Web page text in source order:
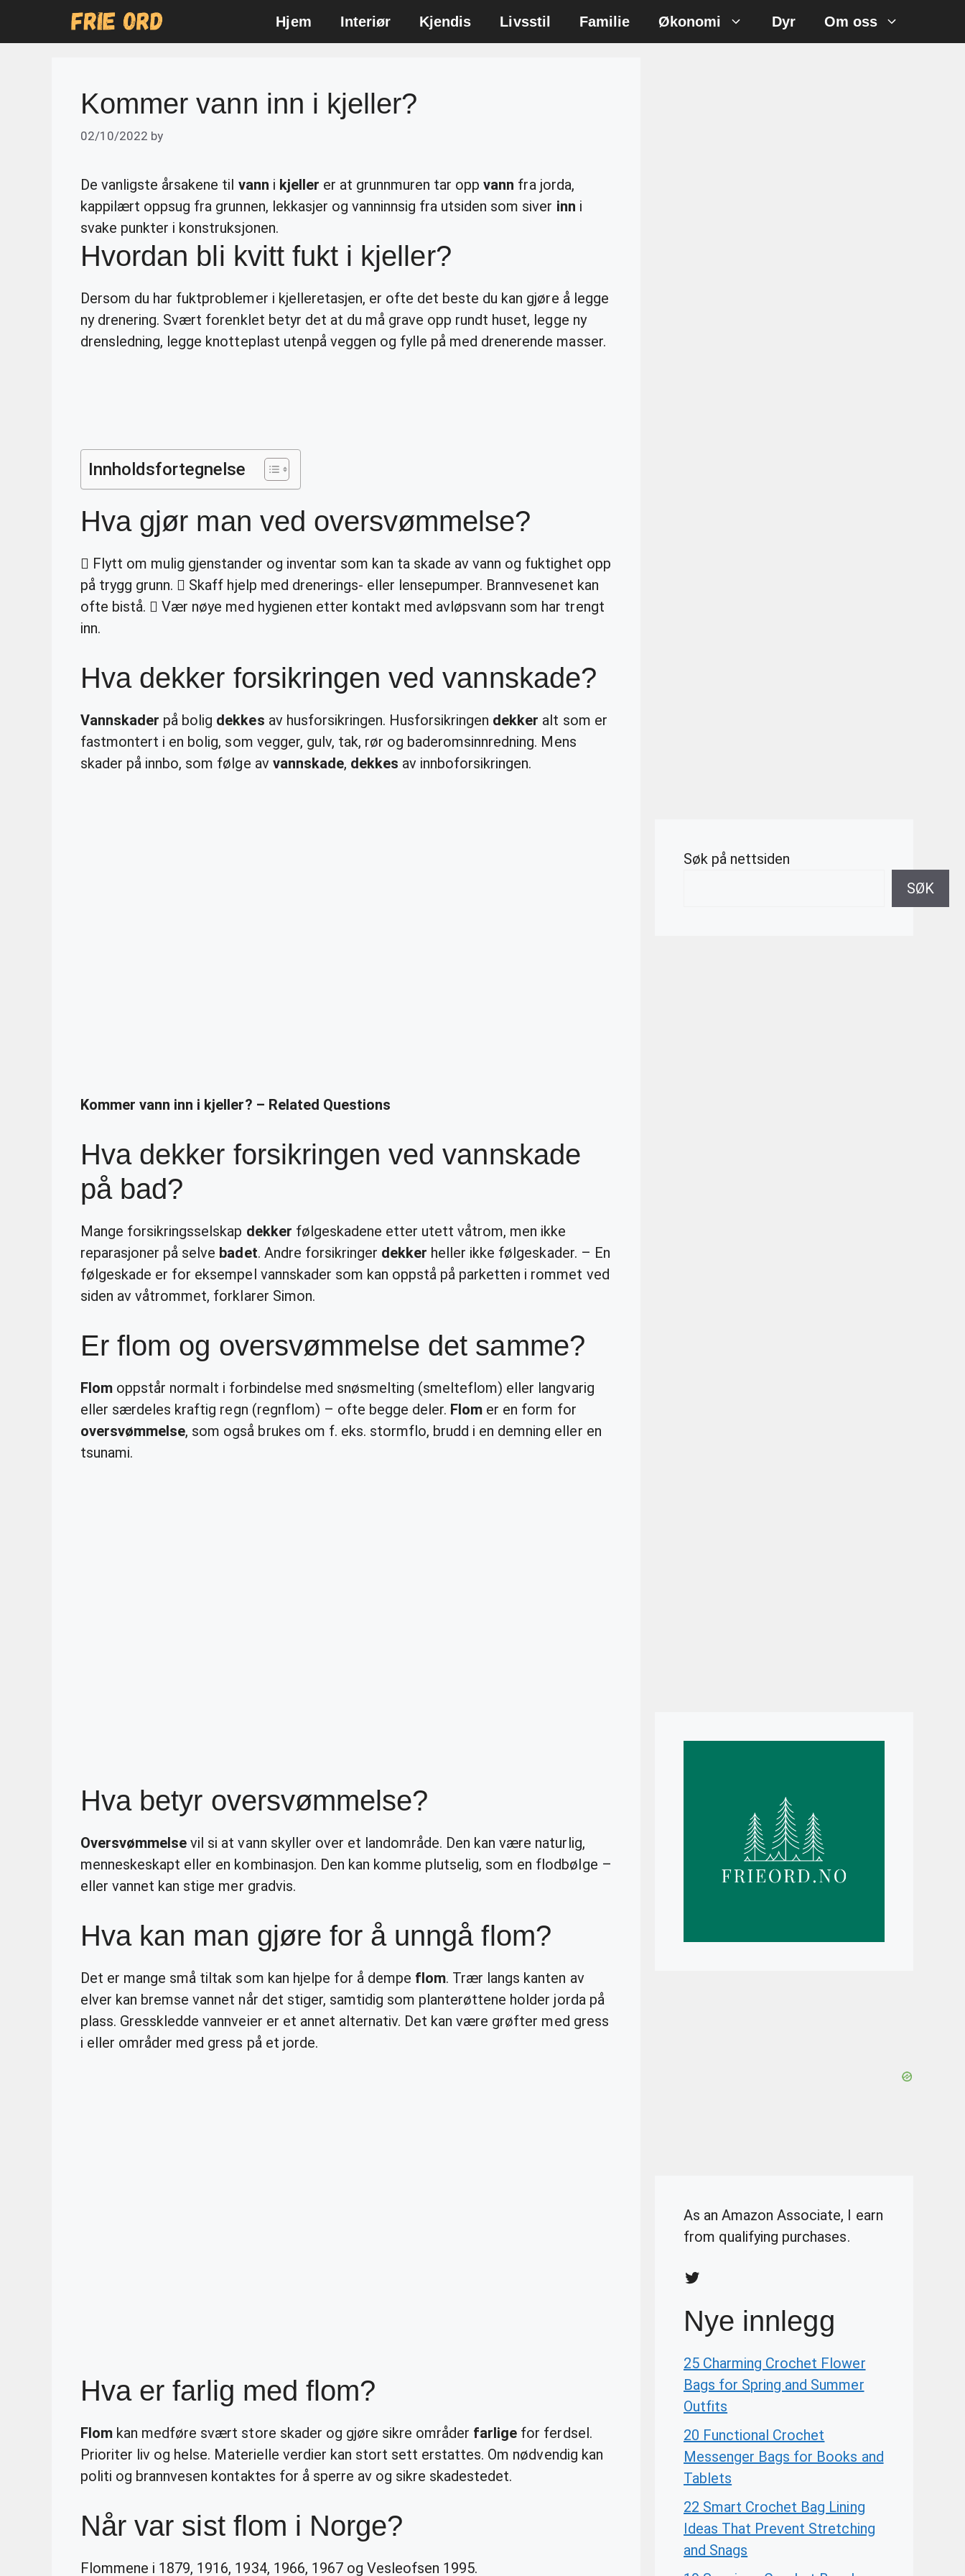
Hjem Interiør Kjendis Livsstil Familie Økonomi Dyr Om oss
Kommer vann inn i kjeller?
02/10/2022 by
De vanligste årsakene til vann i kjeller er at grunnmuren tar oppvann fra jorda,
kappilært oppsug fra grunnen, lekkasjer og vanninnsig fra utsiden som siver inn i
svake punkter i konstruksjonen.
Hvordan bli kvitt fukt i kjeller?
Dersom du har fuktproblemer i kjelleretasjen, er ofte det beste du kan gjøre å legge
ny drenering. Svært forenklet betyr det at du må grave opp rundt huset, legge ny
drensledning, legge knotteplast utenpå veggen og fylle på med drenerende masser.
Innholdsfortegnelse
Hva gjør man ved oversvømmelse?
 Flytt om mulig gjenstander og inventar som kan ta skade av vann og fuktighet opp
på trygg grunn.  Skaff hjelp med drenerings- eller lensepumper. Brannvesenet kan
ofte bistå.  Vær nøye med hygienen etter kontakt med avløpsvann som har trengt
inn.
Hva dekker forsikringen ved vannskade?
Vannskader på bolig dekkes av husforsikringen. Husforsikringen dekker alt som er
fastmontert i en bolig, som vegger, gulv, tak, rør og baderomsinnredning. Mens
skader på innbo, som følge av vannskade, dekkes av innboforsikringen.
Kommer vann inn i kjeller? – Related Questions
Hva dekker forsikringen ved vannskade
på bad?
Mange forsikringsselskap dekker følgeskadene etter utett våtrom, men ikke
reparasjoner på selve badet. Andre forsikringer dekker heller ikke følgeskader. – En
følgeskade er for eksempel vannskader som kan oppstå på parketten i rommet ved
siden av våtrommet, forklarer Simon.
Er flom og oversvømmelse det samme?
Flom oppstår normalt i forbindelse med snøsmelting (smelteflom) eller langvarig
eller særdeles kraftig regn (regnflom) – ofte begge deler. Flom er en form for
oversvømmelse, som også brukes om f. eks. stormflo, brudd i en demning eller en
tsunami.
Hva betyr oversvømmelse?
Oversvømmelse vil si at vann skyller over et landområde. Den kan være naturlig,
menneskeskapt eller en kombinasjon. Den kan komme plutselig, som en flodbølge –
eller vannet kan stige mer gradvis.
Hva kan man gjøre for å unngå flom?
Det er mange små tiltak som kan hjelpe for å dempe flom. Trær langs kanten av
elver kan bremse vannet når det stiger, samtidig som planterøttene holder jorda på
plass. Gresskledde vannveier er et annet alternativ. Det kan være grøfter med gress
i eller områder med gress på et jorde.
Hva er farlig med flom?
Flom kan medføre svært store skader og gjøre sikre områder farlige for ferdsel.
Prioriter liv og helse. Materielle verdier kan stort sett erstattes. Om nødvendig kan
politi og brannvesen kontaktes for å sperre av og sikre skadestedet.
Når var sist flom i Norge?
Flommene i 1879, 1916, 1934, 1966, 1967 og Vesleofsen 1995.
Søk på nettsiden
SØK
As an Amazon Associate, I earn
from qualifying purchases.
Twitter
Nye innlegg
25 Charming Crochet Flower
Bags for Spring and Summer
Outfits
20 Functional Crochet
Messenger Bags for Books and
Tablets
22 Smart Crochet Bag Lining
Ideas That Prevent Stretching
and Snags